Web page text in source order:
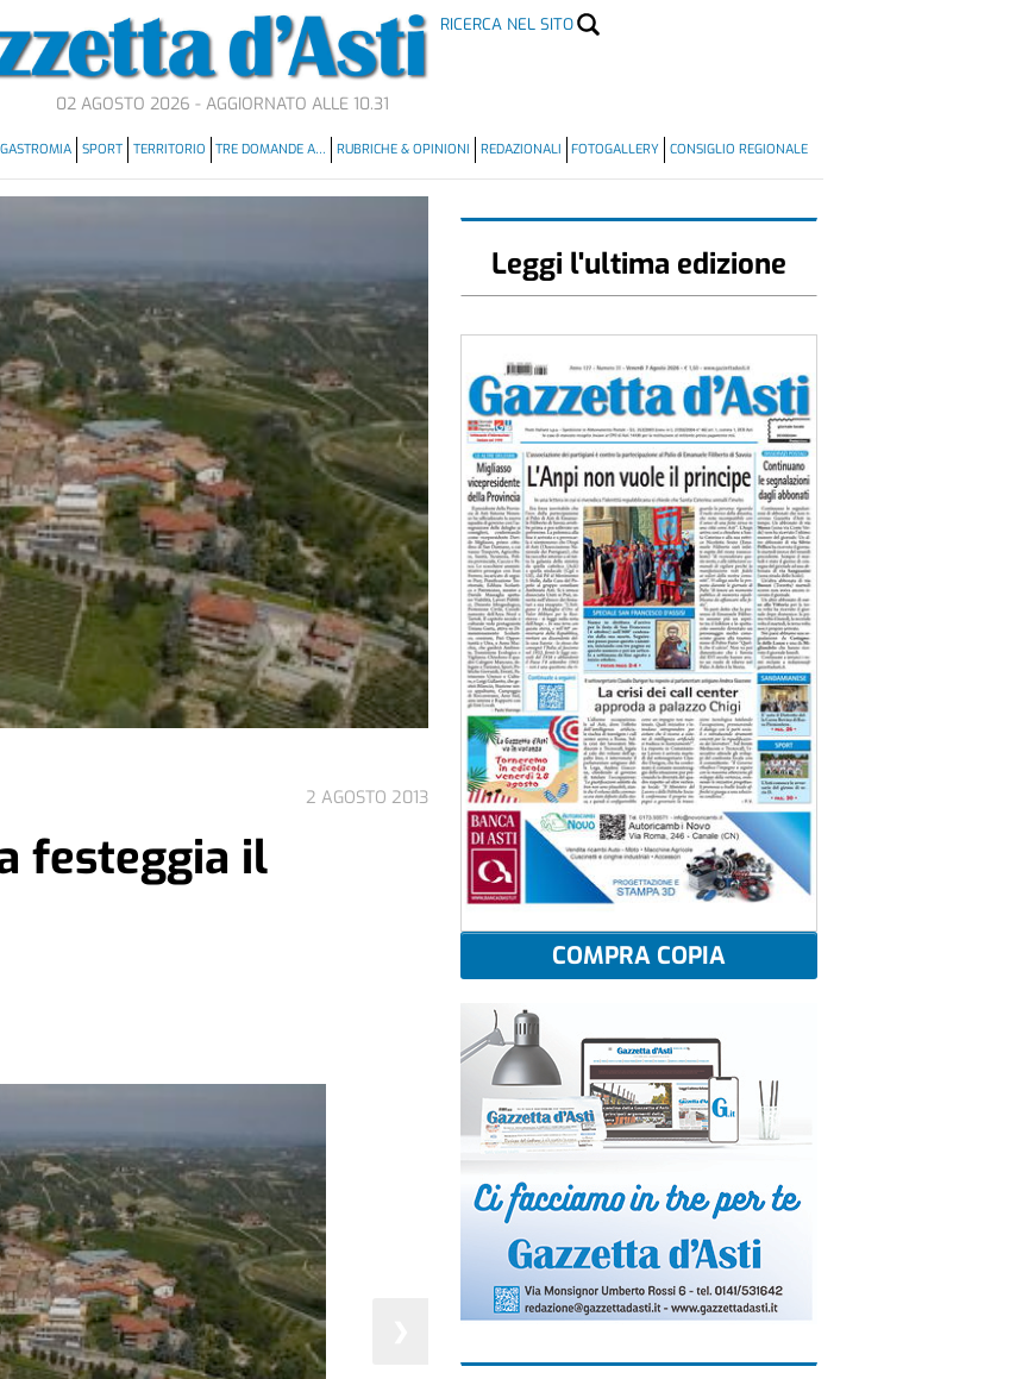
RICERCA NEL SITO
02 AGOSTO 2026 - AGGIORNATO ALLE 10.31
SPORT TERRITORIO TRE DOMANDE A… RUBRICHE & OPINIONI REDAZIONALI FOTOGALLERY CONSIGLIO REGIONALE
2 AGOSTO 2013
festeggia il
Leggi l'ultima edizione
COMPRA COPIA